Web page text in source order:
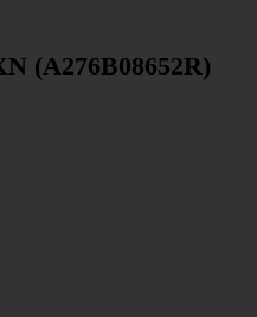
(A276B08652R)